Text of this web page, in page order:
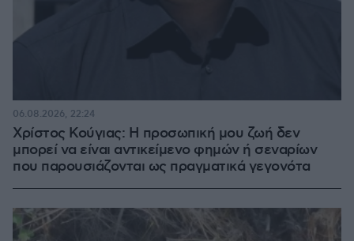
Χρίστος Κούγιας: Η προσωπική μου ζωή δεν
μπορεί να είναι αντικείμενο φημών ή σεναρίων
που παρουσιάζονται ως πραγματικά γεγονότα
06.08.2026, 22:24